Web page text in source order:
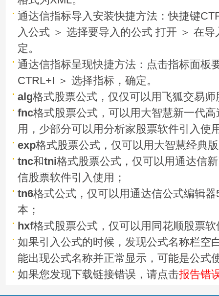
通达信指标导入安装快捷方法：快捷键
入公式 ＞ 选择要导入的公式 打开 ＞ 在
定。
通达信指标呈现快捷方法：点击指标面板
CTRL+I ＞ 选择指标，确定。
alg格式股票公式，仅仅可以用飞狐交易
fnc格式股票公式，可以用大智慧新一代
用，少部分可以用分析家股票软件引入使
exp格式股票公式，仅可以用大智慧经典
tnc和tni格式股票公式，仅可以用通达信
信股票软件引入使用；
tn6格式公式，仅可以用通达信公式编辑
本；
hxf格式股票公式，仅可以用同花顺股票
如果引入公式的时候，发现公式名称栏空
能出现公式名称并正常显示，可能是公式
如果您发现下载链接错误，请点击报告错